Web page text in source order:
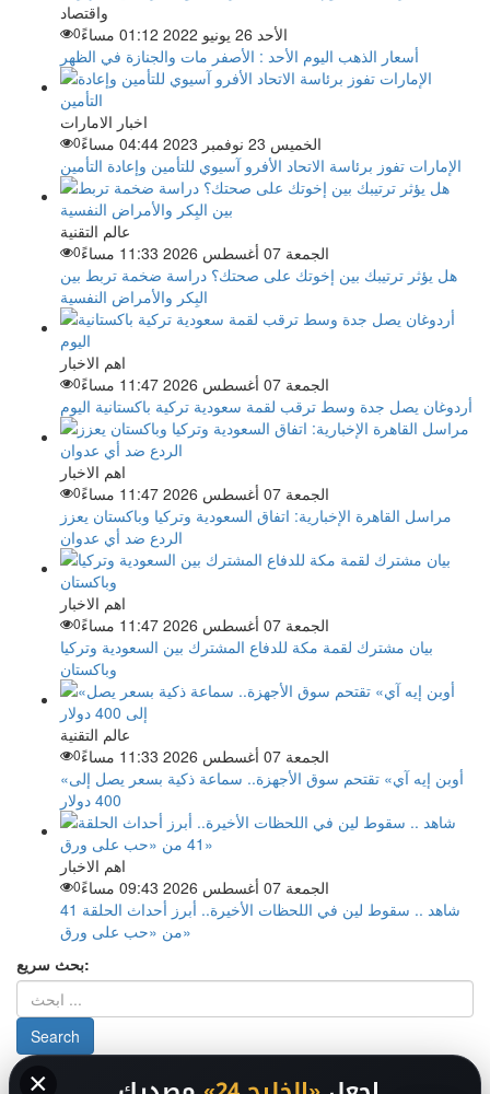
واقتصاد
الأحد 26 يونيو 2022 01:12 مساءً
0
أسعار الذهب اليوم الأحد : الأصفر مات والجنازة في الظهر
اخبار الامارات
الخميس 23 نوفمبر 2023 04:44 مساءً
0
الإمارات تفوز برئاسة الاتحاد الأفرو آسيوي للتأمين وإعادة التأمين
عالم التقنية
الجمعة 07 أغسطس 2026 11:33 مساءً
0
هل يؤثر ترتيبك بين إخوتك على صحتك؟ دراسة ضخمة تربط بين
البِكر والأمراض النفسية
اهم الاخبار
الجمعة 07 أغسطس 2026 11:47 مساءً
0
أردوغان يصل جدة وسط ترقب لقمة سعودية تركية باكستانية اليوم
اهم الاخبار
الجمعة 07 أغسطس 2026 11:47 مساءً
0
مراسل القاهرة الإخبارية: اتفاق السعودية وتركيا وباكستان يعزز
الردع ضد أي عدوان
اهم الاخبار
الجمعة 07 أغسطس 2026 11:47 مساءً
0
بيان مشترك لقمة مكة للدفاع المشترك بين السعودية وتركيا
وباكستان
عالم التقنية
الجمعة 07 أغسطس 2026 11:33 مساءً
0
«أوبن إيه آي» تقتحم سوق الأجهزة.. سماعة ذكية بسعر يصل إلى
400 دولار
اهم الاخبار
الجمعة 07 أغسطس 2026 09:43 مساءً
0
شاهد .. سقوط لين في اللحظات الأخيرة.. أبرز أحداث الحلقة 41
من «حب على ورق»
بحث سريع:
من نحن